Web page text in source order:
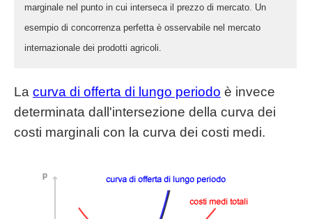
marginale nel punto in cui interseca il prezzo di mercato. Un
esempio di concorrenza perfetta è osservabile nel mercato
internazionale dei prodotti agricoli.
La curva di offerta di lungo periodo è invece
determinata dall'intersezione della curva dei
costi marginali con la curva dei costi medi.